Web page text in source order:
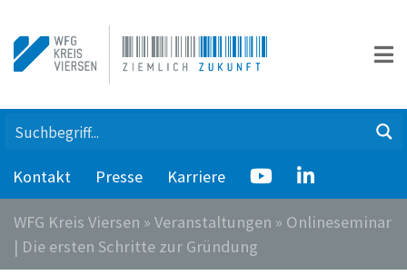
Kontakt Presse Karriere
WFG Kreis Viersen » Veranstaltungen » Onlineseminar
| Die ersten Schritte zur Gründung